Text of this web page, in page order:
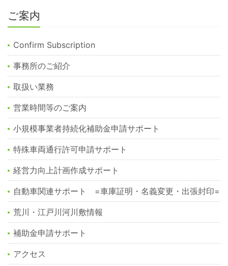
ご案内
Confirm Subscription
事務所のご紹介
取扱い業務
営業時間等のご案内
小規模事業者持続化補助金申請サポート
特殊車両通行許可申請サポート
経営力向上計画作成サポート
自動車関連サポート =車庫証明・名義変更・出張封印=
荒川・江戸川河川敷情報
補助金申請サポート
アクセス